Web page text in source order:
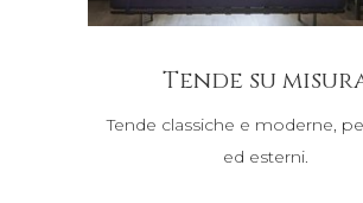
Tende su
Tende classiche e moderne,
ed esterni.